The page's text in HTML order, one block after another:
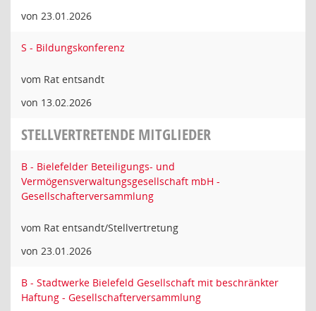
von 23.01.2026
S - Bildungskonferenz
vom Rat entsandt
von 13.02.2026
STELLVERTRETENDE MITGLIEDER
B - Bielefelder Beteiligungs- und
Vermögensverwaltungsgesellschaft mbH -
Gesellschafterversammlung
vom Rat entsandt/Stellvertretung
von 23.01.2026
B - Stadtwerke Bielefeld Gesellschaft mit beschränkter
Haftung - Gesellschafterversammlung